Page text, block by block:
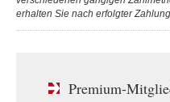
erhalten Sie nach erfolgter
Premium-